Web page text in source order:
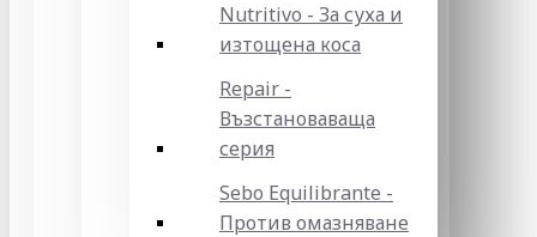
Nutritivo - За суха и
изтощена коса
Repair -
Възстановаваща
серия
Sebo Equilibrante -
Против омазняване